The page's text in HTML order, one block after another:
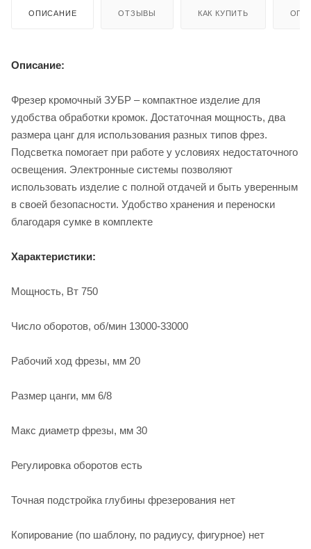
ОПИСАНИЕ ОТЗЫВЫ КАК КУПИТЬ
Описание:
Фрезер кромочный ЗУБР – компактное изделие для
удобства обработки кромок. Достаточная мощность, два
размера цанг для использования разных типов фрез.
Подсветка помогает при работе у условиях недостаточного
освещения. Электронные системы позволяют
использовать изделие с полной отдачей и быть уверенным
в своей безопасности. Удобство хранения и переноски
благодаря сумке в комплекте
Характеристики:
Мощность, Вт 750
Число оборотов, об/мин 13000-33000
Рабочий ход фрезы, мм 20
Размер цанги, мм 6/8
Макс диаметр фрезы, мм 30
Регулировка оборотов есть
Точная подстройка глубины фрезерования нет
Копирование (по шаблону, по радиусу, фигурное) нет